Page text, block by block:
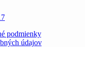
podmienky
údajov